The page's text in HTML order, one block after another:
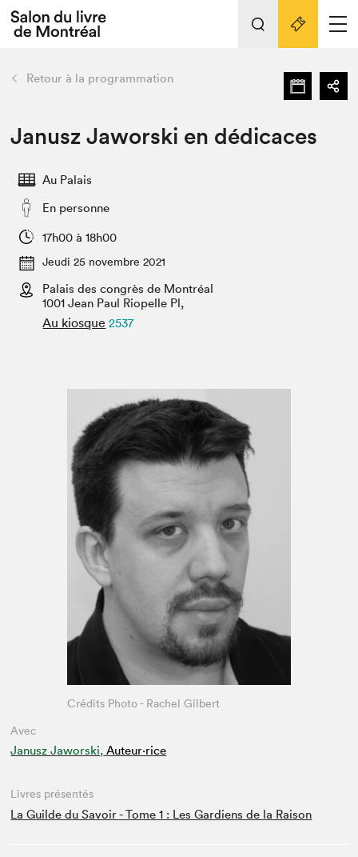
Espace exposant⋅e⋅s
Espace enseignant·e·s
L'événement
Préparer sa visite au Salon
Actualités
SLM PRO
retour Nos activités
Préparer sa visite
Salon au Palais
Projets partenaires
Liens pratiques
Retour à la programmation
Janusz Jaworski en dédicaces
Au Palais
En personne
17h00 à 18h00
Jeudi 25 novembre 2021
Palais des congrès de Montréal
1001 Jean Paul Riopelle Pl,
Au kiosque 2537
Avec
Janusz Jaworski, Auteur·rice
Crédits Photo - Rachel Gilbert
Livres présentés
La Guilde du Savoir - Tome 1 : Les Gardiens de la Raison